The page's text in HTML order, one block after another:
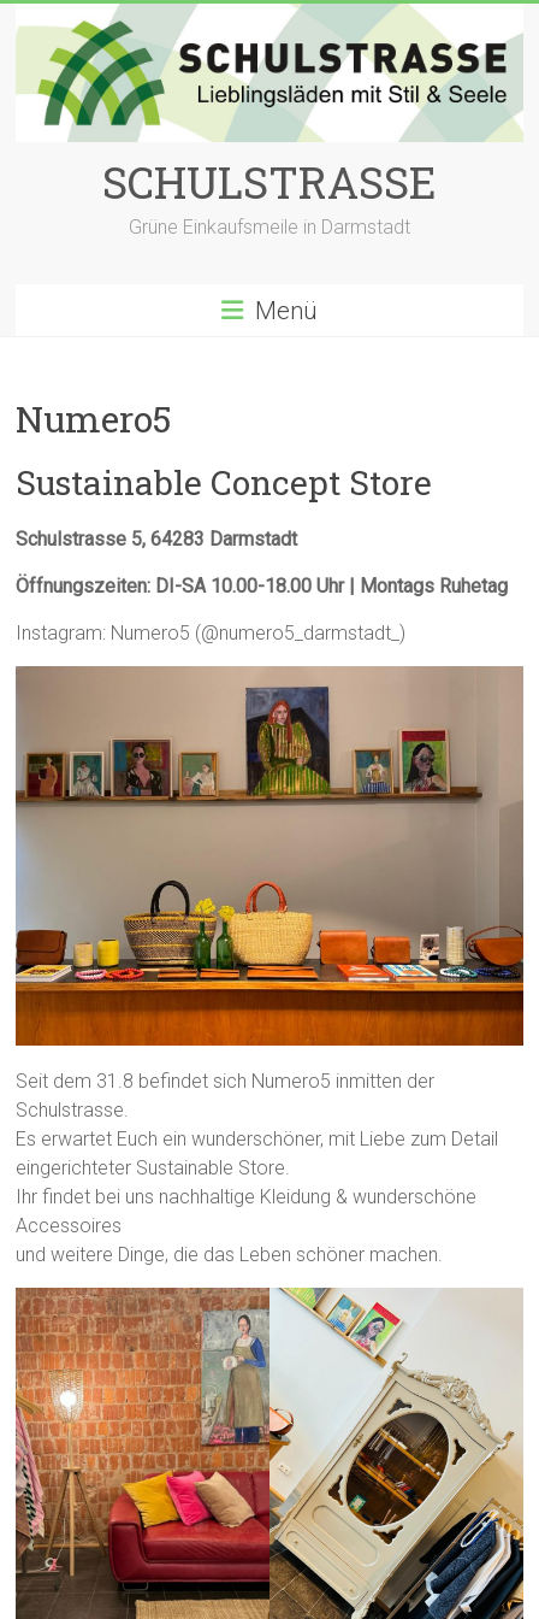
Inhalt
springen
SCHULSTRASSE
Grüne Einkaufsmeile in Darmstadt
Menü
Numero5
Sustainable Concept Store
Schulstrasse 5, 64283 Darmstadt
Öffnungszeiten: DI-SA 10.00-18.00 Uhr | Montags Ruhetag
Instagram: Numero5 (@numero5_darmstadt_)
Seit dem 31.8 befindet sich Numero5 inmitten der
Schulstrasse.
Es erwartet Euch ein wunderschöner, mit Liebe zum Detail
eingerichteter Sustainable Store.
Ihr findet bei uns nachhaltige Kleidung & wunderschöne
Accessoires
und weitere Dinge, die das Leben schöner machen.